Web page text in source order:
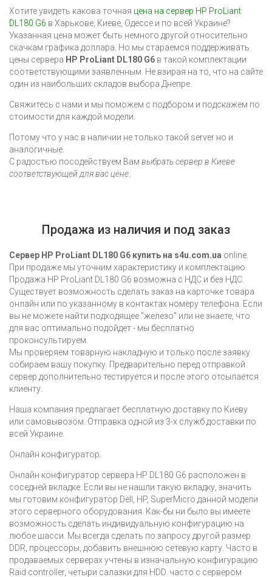
Хотите увидеть какова точная цена на сервер HP ProLiant
DL180 G6 в Харькове, Киеве, Одессе и по всей Украине?
Указанная цена может быть немного другой относительно
скачкам графика доллара. Но мы стараемся поддерживать
цены сервера HP ProLiant DL180 G6 в такой комплектации
соответствующими заявленным. Не взирая на то, что на сайте
один из наибольших складов выбора Днепре.
Свяжитесь с нами и мы поможем с подбором и подскажем по
стоимости для каждой модели.
Потому что у нас в наличии не только такой server но и
аналогичные.
С радостью посодействуем Вам выбрать сервер в Киеве
соответствующей для вас цене
Продажа из наличия и под заказ
Сервер HP ProLiant DL180 G6 купить на s4u.com.ua online.
При продаже мы уточним характеристику и комплектацию.
Продажа HP ProLiant DL180 G6 возможна с НДС и без НДС.
Существует возможность сделать заказ на карточке товара
онлайн или по указанному в контактах номеру телефона. Если
вы не можете найти подходящее ”железо” или не знаете, что
для вас оптимально подойдет - мы бесплатно
проконсультируем.
Мы проверяем товарную накладную и только после заявку
собираем вашу покупку. Предварительно перед отправкой
сервер дополнительно тестируется и после этого отсылается
клиенту.
Наша компания предлагает бесплатную доставку по Киеву
или самовывозом. Отправка одной из 3-х служб доставки по
всей Украине.
Онлайн конфигуратор.
Онлайн конфигуратор сервера HP DL180 G6 расположен в
соседней вкладке. Если вы не нашли такую вкладку, значить
мы готовим конфигуратор Dell, HP, SuperMicro данной модели
этого серверного оборудования. Как-бы ни было вы имеете
возможность сделать индивидуальную конфигурацию на
любое шасси. Мы всегда сделать по запросу другой размер
DDR, процессоры, добавить внешнюю сетевую карту. Часто в
продаваемых серверах учтены в изначальную конфигурацию
Raid controller, четыри салазки для HDD. часто с сервером